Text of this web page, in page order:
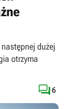
dużej
otrzyma
6